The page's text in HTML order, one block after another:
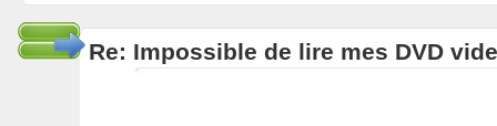
Re: Impossible de lire mes DVD